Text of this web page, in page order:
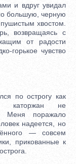
и вдруг увидал
большую, черную
хвостом.
возвращаясь с
от радости
горькое чувство
по острогу как
каторжан не
Меня поражало
надеется, но
— совсем
прикованные к